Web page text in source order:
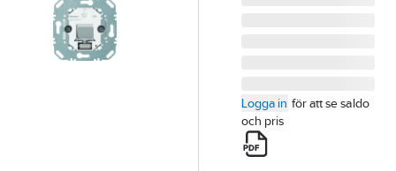
Logga in för att se saldo
och pris